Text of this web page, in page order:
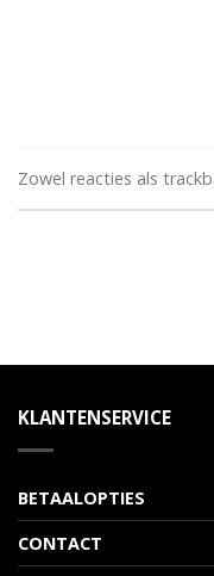
Zowel reacties als
KLANTENSERVICE
BETAALOPTIES
CONTACT